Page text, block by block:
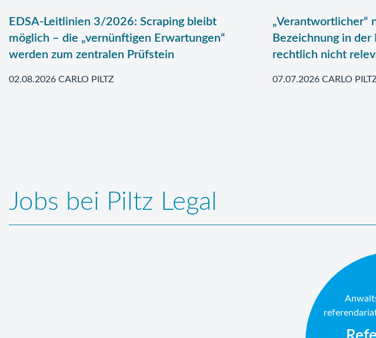
EDSA-Leitlinien 3/2026: Scraping bleibt
möglich – die „vernünftigen Erwartungen“
werden zum zentralen Prüfstein
02.08.2026 CARLO PILTZ
„Verantwortlicher“
Bezeichnung in
rechtlich nicht
07.07.2026 CARLO
Jobs bei Piltz Legal